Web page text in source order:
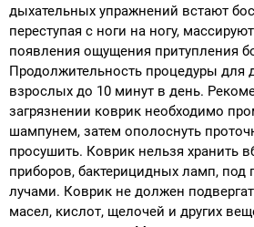
дыхательных упражнений встают
переступая с ноги на ногу,
появления ощущения притупления
Продолжительность процедуры для
взрослых до 10 минут в день.
загрязнении коврик необходимо
шампунем, затем ополоснуть
просушить. Коврик нельзя хранить
приборов, бактерицидных ламп,
лучами. Коврик не должен
масел, кислот, щелочей и других